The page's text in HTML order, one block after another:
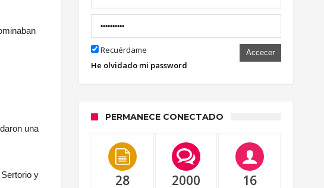
una
y
Recuérdame Accecer
He olvidado mi password
PERMANECE CONECTADO
28 2000 16